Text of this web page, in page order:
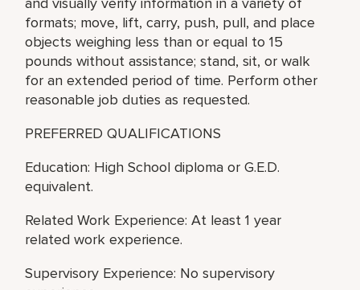
formats; move, lift, carry, push, pull, and place
objects weighing less than or equal to 15
pounds without assistance; stand, sit, or walk
for an extended period of time. Perform other
reasonable job duties as requested.
PREFERRED QUALIFICATIONS
Education: High School diploma or G.E.D.
equivalent.
Related Work Experience: At least 1 year
related work experience.
Supervisory Experience: No supervisory